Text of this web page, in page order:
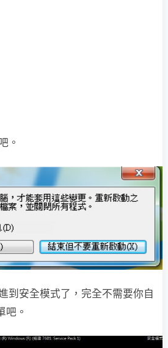
。
到安全模式了，完全不需要你自
吧。